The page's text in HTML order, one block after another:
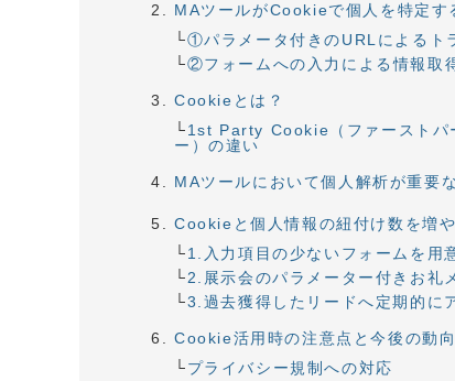
MAツールがCookieで個人を特定す
①パラメータ付きのURLによるト
②フォームへの入力による情報取
Cookieとは？
1st Party Cookie（ファーストパ
ー）の違い
MAツールにおいて個人解析が重要
Cookieと個人情報の紐付け数を増
1.入力項目の少ないフォームを用
2.展示会のパラメーター付きお礼
3.過去獲得したリードへ定期的に
Cookie活用時の注意点と今後の動向
プライバシー規制への対応